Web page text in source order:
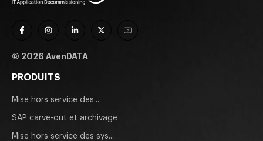
© 2026 AvenDATA
PRODUITS
Mise hors service des...
SAP carve-out et archivage
Mise hors service des sys...